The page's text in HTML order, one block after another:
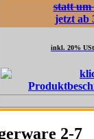
statt um 517 €uro
jetzt ab 362 €uro
inkl. 20% USt. zzgl. Versand
2-7